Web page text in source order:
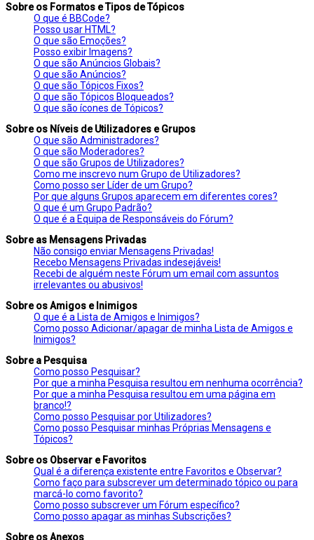
Sobre os Formatos e Tipos de Tópicos
O que é BBCode?
Posso usar HTML?
O que são Emoções?
Posso exibir Imagens?
O que são Anúncios Globais?
O que são Anúncios?
O que são Tópicos Fixos?
O que são Tópicos Bloqueados?
O que são ícones de Tópicos?
Sobre os Níveis de Utilizadores e Grupos
O que são Administradores?
O que são Moderadores?
O que são Grupos de Utilizadores?
Como me inscrevo num Grupo de Utilizadores?
Como posso ser Líder de um Grupo?
Por que alguns Grupos aparecem em diferentes cores?
O que é um Grupo Padrão?
O que é a Equipa de Responsáveis do Fórum?
Sobre as Mensagens Privadas
Não consigo enviar Mensagens Privadas!
Recebo Mensagens Privadas indesejáveis!
Recebi de alguém neste Fórum um email com assuntos
irrelevantes ou abusivos!
Sobre os Amigos e Inimigos
O que é a Lista de Amigos e Inimigos?
Como posso Adicionar/apagar de minha Lista de Amigos e
Inimigos?
Sobre a Pesquisa
Como posso Pesquisar?
Por que a minha Pesquisa resultou em nenhuma ocorrência?
Por que a minha Pesquisa resultou em uma página em
branco!?
Como posso Pesquisar por Utilizadores?
Como posso Pesquisar minhas Próprias Mensagens e
Tópicos?
Sobre os Observar e Favoritos
Qual é a diferença existente entre Favoritos e Observar?
Como faço para subscrever um determinado tópico ou para
marcá-lo como favorito?
Como posso subscrever um Fórum específico?
Como posso apagar as minhas Subscrições?
Sobre os Anexos